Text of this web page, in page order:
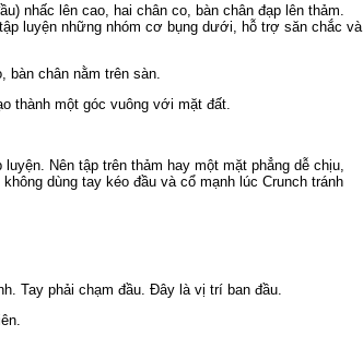
nhấc lên cao, hai chân co, bàn chân đạp lên thảm.
luyện những nhóm cơ bụng dưới, hỗ trợ săn chắc và
chân nằm trên sàn.
thành một góc vuông với mặt đất.
Nên tập trên thảm hay một mặt phẳng dễ chịu,
dùng tay kéo đầu và cổ mạnh lúc Crunch tránh
Tay phải chạm đầu. Đây là vị trí ban đầu.